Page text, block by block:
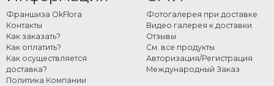
Франшиза OkFlora
Контакты
Как заказать?
Как оплатить?
Как осуществляется
доставка?
Политика Компании
Фотогалерея при доставке
Видео галерея к доставки
Отзывы
См. все продукты
Авторизация/Регистрация
Международный Заказ